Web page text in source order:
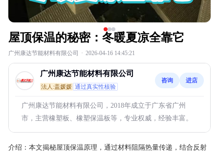
屋顶保温的秘密：冬暖夏凉全靠它
广州康达节能材料有限公司 · 2026-04-16 14:45:21
广州康达节能材料有限公司
法人:盖媛媛 通过真实性核验
咨询 进店
广州康达节能材料有限公司，2018年成立于广东省广州
市，主营橡塑板、橡塑保温板等，专业权威，经验丰富。
介绍： 本文揭秘屋顶保温原理，通过材料阻隔热量传递，结合反射